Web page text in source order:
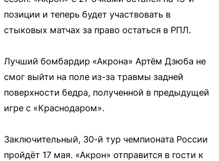
позиции и теперь будет участвовать в
стыковых матчах за право остаться в РПЛ.
Лучший бомбардир «Акрона» Артём Дзюба не
смог выйти на поле из-за травмы задней
поверхности бедра, полученной в предыдущей
игре с «Краснодаром».
Заключительный, 30-й тур чемпионата России
пройдёт 17 мая. «Акрон» отправится в гости к